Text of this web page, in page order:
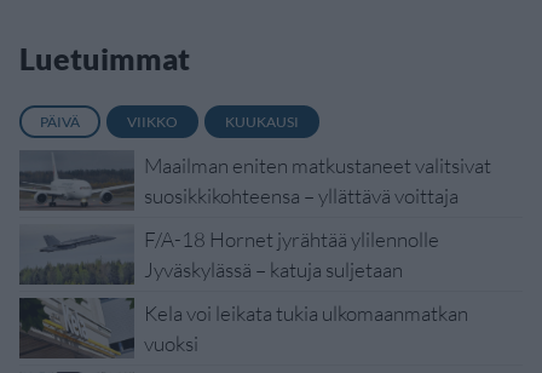
Luetuimmat
PÄIVÄ VIIKKO KUUKAUSI
Maailman eniten matkustaneet valitsivat
suosikkikohteensa – yllättävä voittaja
F/A-18 Hornet jyrähtää ylilennolle
Jyväskylässä – katuja suljetaan
Kela voi leikata tukia ulkomaanmatkan
vuoksi